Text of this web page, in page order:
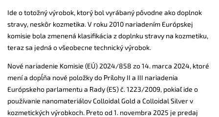
Ide o totožný výrobok, ktorý bol vyrábaný pôvodne ako doplnok
stravy, neskôr kozmetika. V roku 2010 nariadením Európskej
komisie bola zmenená klasifikácia z doplnku stravy na kozmetiku,
teraz sa jedná o všeobecne technický výrobok.
Nové nariadenie Komisie (EÚ) 2024/858 zo 14. marca 2024, ktoré
mení a dopĺňa nové položky do Prílohy II a III nariadenia
Európskeho parlamentu a Rady (ES) č. 1223/2009, pokiaľ ide o
používanie nanomateriálov Colloidal Gold a Colloidal Silver v
kozmetických výrobkoch. Preto od 1. novembra 2025 je predaj